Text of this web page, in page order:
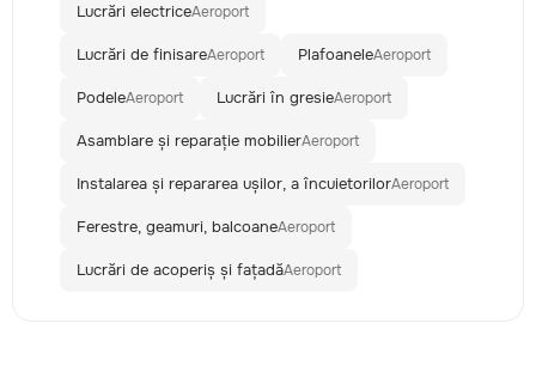
Lucrări electriceAeroport
Lucrări de finisareAeroport PlafoaneleAeroport
PodeleAeroport Lucrări în gresieAeroport
Asamblare și reparație mobilierAeroport
Instalarea și repararea ușilor, a încuietorilorAeroport
Ferestre, geamuri, balcoaneAeroport
Lucrări de acoperiș și fațadăAeroport